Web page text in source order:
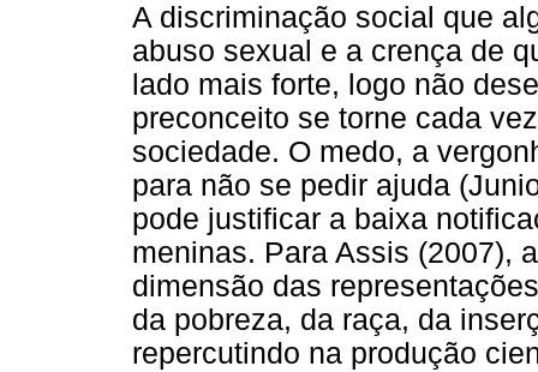
A discriminação social que
abuso sexual e a crença de
lado mais forte, logo não
preconceito se torne cada
sociedade. O medo, a
para não se pedir ajuda
pode justificar a baixa
meninas. Para Assis (2007),
dimensão das
da pobreza, da raça, da
repercutindo na produção